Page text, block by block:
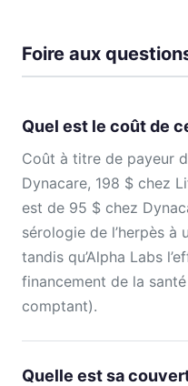
Foire aux
Quel est le coût de
Coût à titre de payeur
Dynacare, 198 $ chez
est de 95 $ chez
sérologie de l’herpès à
tandis qu’Alpha Labs
financement de la
comptant).
Quelle est sa